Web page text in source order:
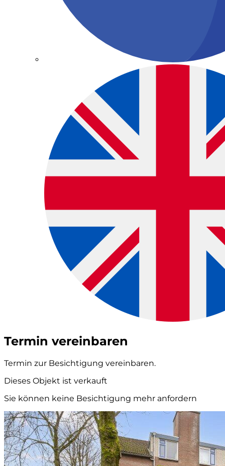
Termin vereinbaren
Termin zur Besichtigung vereinbaren.
Dieses Objekt ist verkauft
Sie können keine Besichtigung mehr anfordern